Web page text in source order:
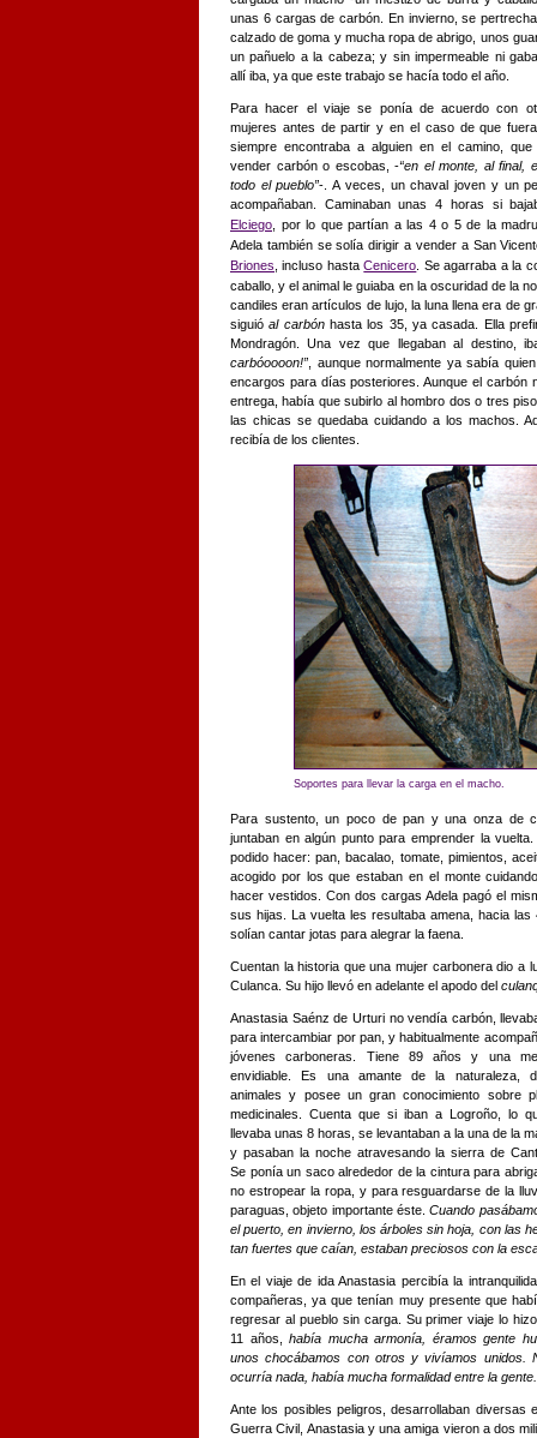
unas 6 cargas de carbón. En invierno, se
calzado de goma y mucha ropa de abrigo, unos
un pañuelo a la cabeza; y sin impermeable ni
allí iba, ya que este trabajo se hacía todo el año.
Para hacer el viaje se ponía de acuerdo con
mujeres antes de partir y en el caso de que
siempre encontraba a alguien en el camino,
vender carbón o escobas, -“en el monte, al final,
todo el pueblo”-. A veces, un chaval joven y un
acompañaban. Caminaban unas 4 horas si
Elciego , por lo que partían a las 4 o 5 de la
Adela también se solía dirigir a vender a San
Briones , incluso hastaCenicero . Se agarraba a la
caballo, y el animal le guiaba en la oscuridad de la
candiles eran artículos de lujo, la luna llena era de
siguióal carbónhasta los 35, ya casada. Ella
Mondragón. Una vez que llegaban al destino,
carbóoooon!” , aunque normalmente ya sabía
encargos para días posteriores. Aunque el carbón
entrega, había que subirlo al hombro dos o tres
las chicas se quedaba cuidando a los machos.
recibía de los clientes.
Soportes para llevar la carga en el macho.
Para sustento, un poco de pan y una onza de
juntaban en algún punto para emprender la
podido hacer: pan, bacalao, tomate, pimientos,
acogido por los que estaban en el monte
hacer vestidos. Con dos cargas Adela pagó el
sus hijas. La vuelta les resultaba amena, hacia
solían cantar jotas para alegrar la faena.
Cuentan la historia que una mujer carbonera dio a
Culanca. Su hijo llevó en adelante el apodo del
Anastasia Saénz de Urturi no vendía carbón,
para intercambiar por pan, y habitualmente
jóvenes carboneras. Tiene 89 años y una
envidiable. Es una amante de la naturaleza,
animales y posee un gran conocimiento sobre
medicinales. Cuenta que si iban a Logroño, lo
llevaba unas 8 horas, se levantaban a la una de la
y pasaban la noche atravesando la sierra de
Se ponía un saco alrededor de la cintura para
no estropear la ropa, y para resguardarse de la
paraguas, objeto importante éste.Cuando
el puerto, en invierno, los árboles sin hoja, con las
tan fuertes que caían, estaban preciosos con la
En el viaje de ida Anastasia percibía la
compañeras, ya que tenían muy presente que
regresar al pueblo sin carga. Su primer viaje lo
11 años,había mucha armonía, éramos gente
unos chocábamos con otros y vivíamos unidos.
ocurría nada, había mucha formalidad entre la gente.
Ante los posibles peligros, desarrollaban diversas
Guerra Civil, Anastasia y una amiga vieron a dos